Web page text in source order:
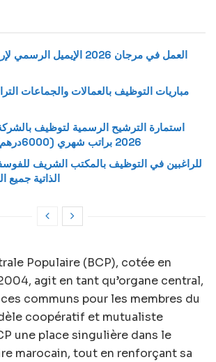
العمل في مرجان 2026
مباريات التوظيف بالعمالات والجماعات
استمارة الترشيح الرسمية لتوظيف
2026 براتب شهري (6000درهم) ومستوى باك+2
للراغبين في التوظيف بالمكتب الشريف
الذاتية
Populaire (BCP), cotée en
agit en tant qu’organe central,
communs pour les membres du
coopératif et mutualiste
une place singulière dans le
marocain, tout en renforçant sa